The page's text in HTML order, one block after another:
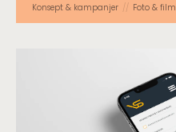
Konsept & kampanjer Foto & film